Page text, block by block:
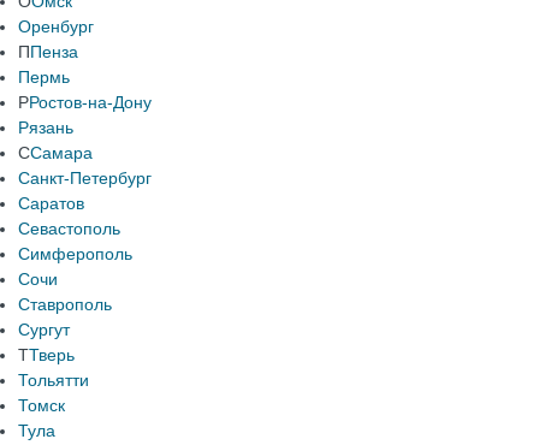
Оренбург
ППенза
Пермь
РРостов-на-Дону
Рязань
ССамара
Санкт-Петербург
Саратов
Севастополь
Симферополь
Сочи
Ставрополь
Сургут
ТТверь
Тольятти
Томск
Тула